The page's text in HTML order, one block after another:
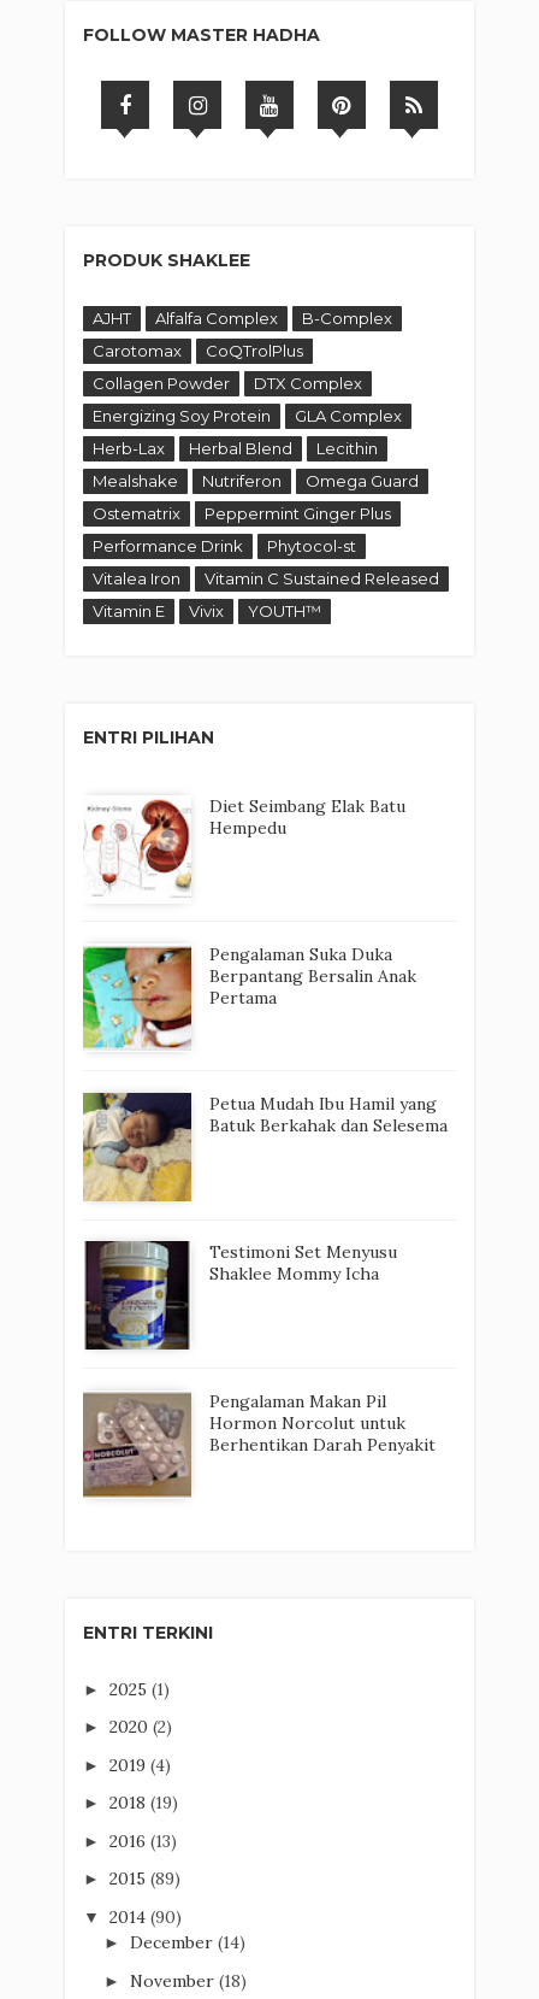
FOLLOW MASTER HADHA
PRODUK SHAKLEE
AJHT Alfalfa Complex
B-Complex
Carotomax
CoQTrolPlus
Collagen Powder
DTX Complex
Energizing Soy Protein
GLA Complex
Herb-Lax
Herbal Blend
Lecithin
Mealshake
Nutriferon
Omega Guard
Ostematrix
Peppermint Ginger Plus
Performance Drink
Phytocol-st
Vitalea Iron
Vitamin C Sustained Released
Vitamin E
Vivix YOUTH™
ENTRI PILIHAN
Diet Seimbang Elak Batu
Hempedu
Pengalaman Suka Duka
Berpantang Bersalin Anak
Pertama
Petua Mudah Ibu Hamil yang
Batuk Berkahak dan Selesema
Testimoni Set Menyusu
Shaklee Mommy Icha
Pengalaman Makan Pil
Hormon Norcolut untuk
Berhentikan Darah Penyakit
ENTRI TERKINI
► 2025 (1)
► 2020 (2)
► 2019 (4)
► 2018 (19)
► 2016 (13)
► 2015 (89)
▼ 2014 (90)
► December (14)
► November (18)